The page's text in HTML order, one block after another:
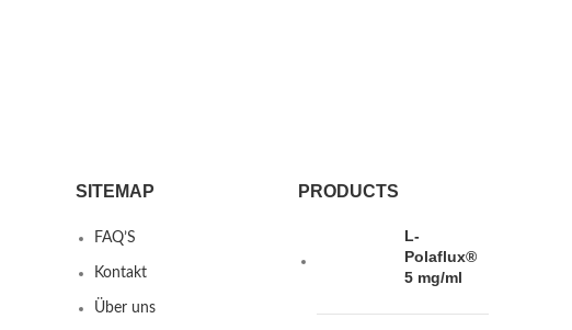
SITEMAP
FAQ’S
Kontakt
Über uns
PRODUCTS
L-
Polaflux®
5 mg/ml